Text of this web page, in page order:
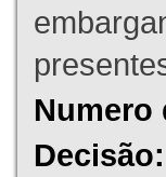
Numero
Decisão: